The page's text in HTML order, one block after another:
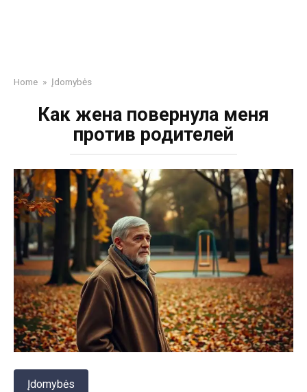
Home » Įdomybės
Как жена повернула меня
против родителей
Įdomybės